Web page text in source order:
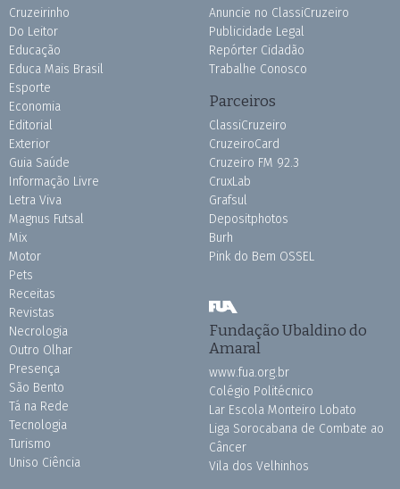
Cruzeirinho
Do Leitor
Educação
Educa Mais Brasil
Esporte
Economia
Editorial
Exterior
Guia Saúde
Informação Livre
Letra Viva
Magnus Futsal
Mix
Motor
Pets
Receitas
Revistas
Necrologia
Outro Olhar
Presença
São Bento
Tá na Rede
Tecnologia
Turismo
Uniso Ciência
Anuncie no ClassiCruzeiro
Publicidade Legal
Repórter Cidadão
Trabalhe Conosco
Parceiros
ClassiCruzeiro
CruzeiroCard
Cruzeiro FM 92.3
CruxLab
Grafsul
Depositphotos
Burh
Pink do Bem OSSEL
Fundação Ubaldino do
Amaral
www.fua.org.br
Colégio Politécnico
Lar Escola Monteiro Lobato
Liga Sorocabana de Combate ao
Câncer
Vila dos Velhinhos